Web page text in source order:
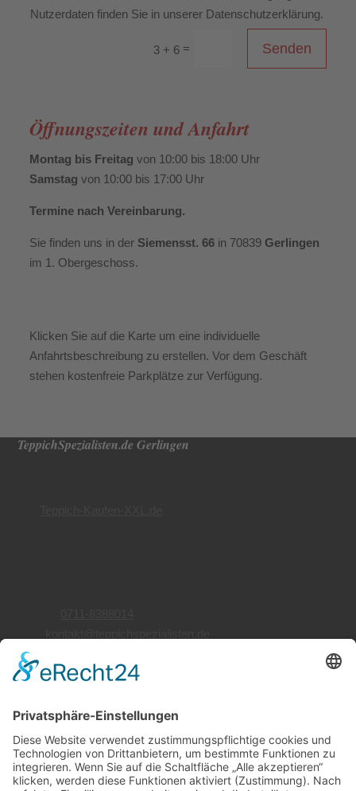
Nutzerdaten finden Sie in unserer Datenschutzerklärung.
3 + 6= Senden
Öffnungszeiten und Anfahrt
Montag bis Freitag von 10:00 bis 18:00 Uhr
Samstag von 10:00 bis 17:00 Uhr
Termine nach Vereinbarung.
Sie finden uns in der Siemensst. 66 in 70839 Gerlingen
im 1. Obergeschoss.
Klicken Sie auf die Karte um eine individuelle
Anfahrtsbeschreibung zu erstellen. Vor dem Geschäft
stehen kostenfreie Parkplätze zur Verfügung.
TeppichSpezialisten.de Gerlingen
Öffnungszeiten
Montag bis Freitag
10:00 bis 17:00 Uhr
Wir beraten Sie gerne telefonisch.